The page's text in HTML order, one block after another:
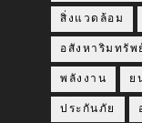
สิ่งแวดล้อม
อสังหาริมทรัพ
พลังงาน ย
ประกันภัย